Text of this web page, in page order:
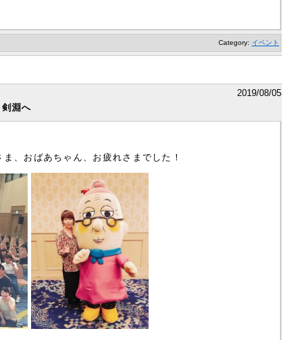
Category: イベント
2019/08/05
淵へ
、おばあちゃん、お疲れさまでした！